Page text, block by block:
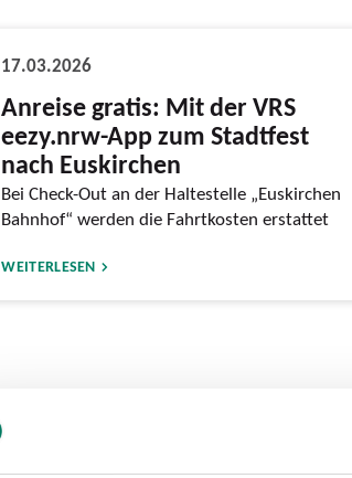
17.03.2026
Anreise gratis: Mit der VRS
eezy.nrw-App zum Stadtfest
nach Euskirchen
Bei Check-Out an der Haltestelle „Euskirchen
Bahnhof“ werden die Fahrtkosten erstattet
WEITERLESEN